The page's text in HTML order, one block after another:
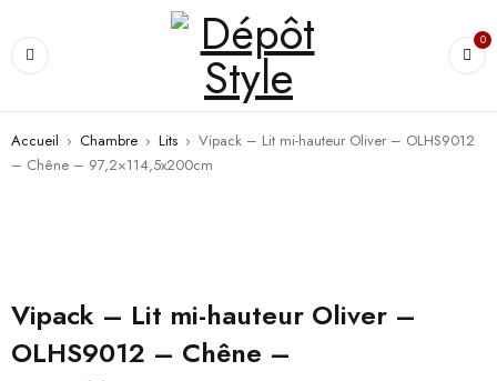
0
Accueil › Chambre › Lits › Vipack – Lit mi-hauteur Oliver – OLHS9012
– Chêne – 97,2×114,5x200cm
Vipack – Lit mi-hauteur Oliver –
OLHS9012 – Chêne –